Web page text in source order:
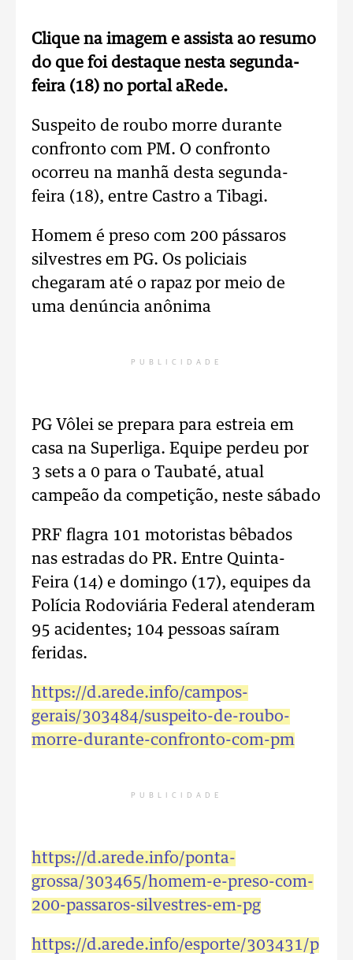
Clique na imagem e assista ao resumo
do que foi destaque nesta segunda-
feira (18) no portal aRede.
Suspeito de roubo morre durante
confronto com PM. O confronto
ocorreu na manhã desta segunda-
feira (18), entre Castro a Tibagi.
Homem é preso com 200 pássaros
silvestres em PG. Os policiais
chegaram até o rapaz por meio de
uma denúncia anônima
PUBLICIDADE
PG Vôlei se prepara para estreia em
casa na Superliga. Equipe perdeu por
3 sets a 0 para o Taubaté, atual
campeão da competição, neste sábado
PRF flagra 101 motoristas bêbados
nas estradas do PR. Entre Quinta-
Feira (14) e domingo (17), equipes da
Polícia Rodoviária Federal atenderam
95 acidentes; 104 pessoas saíram
feridas.
https://d.arede.info/campos-
gerais/303484/suspeito-de-roubo-
morre-durante-confronto-com-pm
PUBLICIDADE
https://d.arede.info/ponta-
grossa/303465/homem-e-preso-com-
200-passaros-silvestres-em-pg
https://d.arede.info/esporte/303431/p